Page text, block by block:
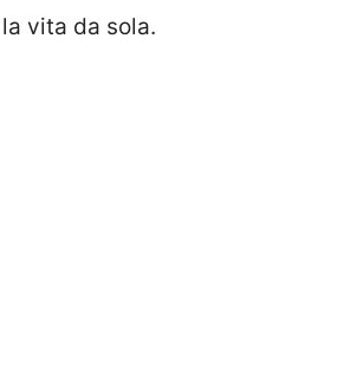
vita da sola.